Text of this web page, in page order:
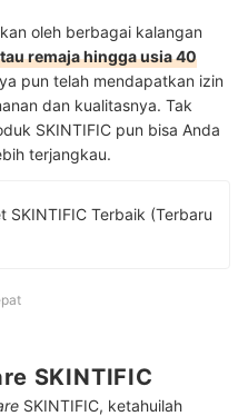
oleh berbagai kalangan
remaja hingga usia 40
pun telah mendapatkan izin
dan kualitasnya. Tak
SKINTIFIC pun bisa Anda
terjangkau.
SKINTIFIC Terbaik (Terbaru
SKINTIFIC
SKINTIFIC, ketahuilah